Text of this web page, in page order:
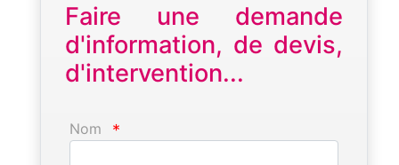
Faire une demande
d'information, de devis,
d'intervention...
Nom *